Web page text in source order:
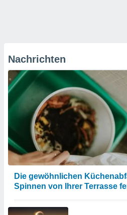
Nachrichten
Die gewöhnlichen
Spinnen von Ihrer Terrasse